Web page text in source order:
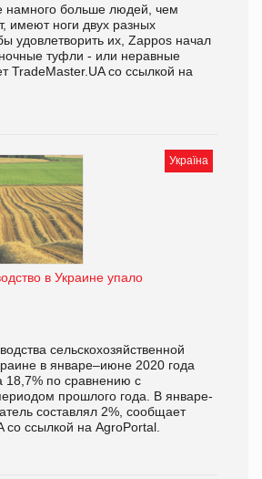
намного больше людей, чем
имеют ноги двух разных
удовлетворить их, Zappos начал
туфли - или неравные
TradeMaster.UA со ссылкой на
Україна
в Украине упало
сельскохозяйственной
в январе–июне 2020 года
18,7% по сравнению с
прошлого года. В январе-
составлял 2%, сообщает
со ссылкой на AgroPortal.